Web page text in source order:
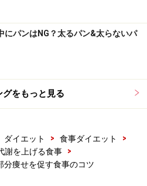
にパンはNG？太るパン&太らないパ
グをもっと見る
ダイエット > 食事ダイエット
>
謝を上げる食事
>
分痩せを促す食事のコツ